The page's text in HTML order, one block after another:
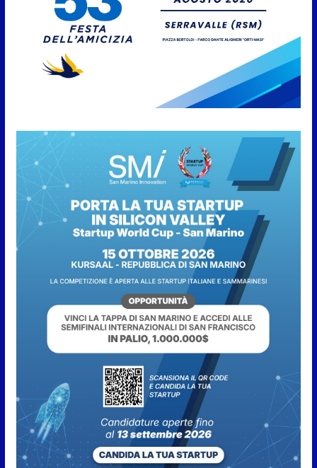
confronto tra istituzioni e
professionisti sulle procedure e
verifiche ispettive